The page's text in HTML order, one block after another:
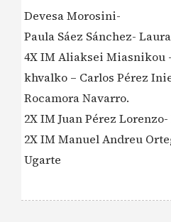
Devesa Morosini-
Paula Sáez Sánchez-
4X IM Aliaksei Miasnikou
khvalko – Carlos Pérez
Rocamora Navarro.
2X IM Juan Pérez
2X IM Manuel Andreu
Ugarte